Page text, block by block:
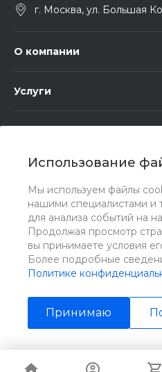
Использование
Мы используем файлы
нашими специалистами и
для анализа событий на
Продолжая просмотр
вы принимаете условия
Более подробные
Политике
Принимаю
г. Москва, ул. Большая
О компании
Услуги
Мы в соц.